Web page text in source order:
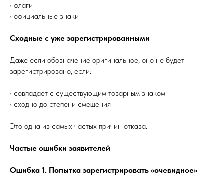
• флаги
• официальные знаки
Сходные с уже зарегистрированными
Даже если обозначение оригинальное, оно не будет
зарегистрировано, если:
• совпадает с существующим товарным знаком
• сходно до степени смешения
Это одна из самых частых причин отказа.
Частые ошибки заявителей
Ошибка 1. Попытка зарегистрировать «очевидное»